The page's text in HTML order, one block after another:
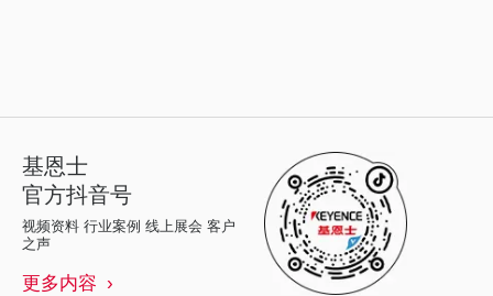
基恩士
官方抖音号
视频资料 行业案例 线上展会 客户
之声
更多内容